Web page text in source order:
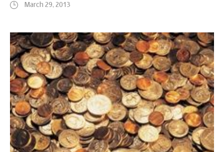
March 29, 2013